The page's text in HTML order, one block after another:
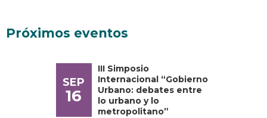
Próximos eventos
SEP
16
III Simposio
Internacional “Gobierno
Urbano: debates entre
lo urbano y lo
metropolitano”